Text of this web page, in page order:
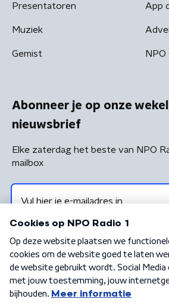
Presentatoren
Muziek
Gemist
App
NPO
Abonneer je op onze
nieuwsbrief
Elke zaterdag het beste van NPO
mailbox
Algemene voorwaarden